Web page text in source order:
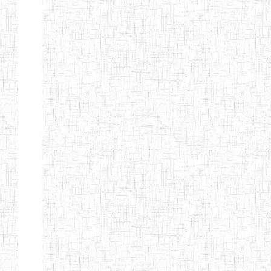
Etablissements
d'enseignement
secondaire
technique
et
professionnel
ESTP
Etablissements